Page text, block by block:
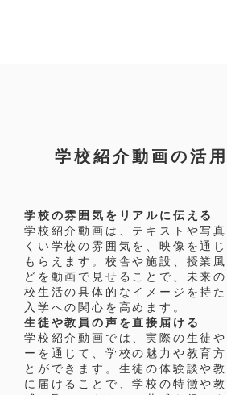
学校紹介動画の活
学校の雰囲気をリアルに伝える
学校紹介動画は、テキストや写
くい学校の雰囲気を、映像を通
もらえます。校舎や施設、授業
どを動画で見せることで、未来
校生活の具体的なイメージを持
入学への関心を高めます。
生徒や教員の声を直接届ける
学校紹介動画では、実際の生徒
ーを通じて、学校の魅力や教育
とができます。生徒の体験談や
に届けることで、学校の特徴や